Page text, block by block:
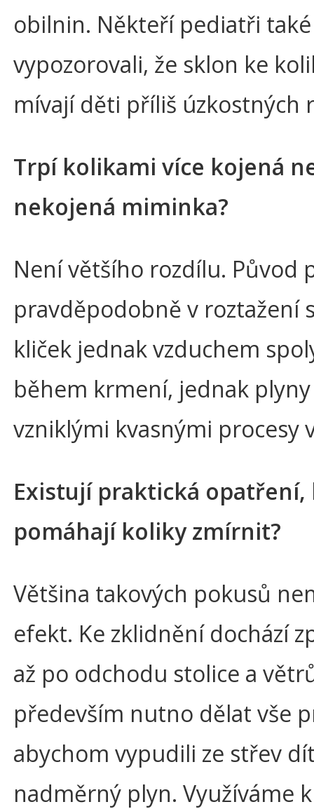
obilnin. Někteří pediatři také
vypozorovali, že sklon ke
mívají děti příliš úzkostných
Trpí kolikami více kojená
nekojená miminka?
Není většího rozdílu. Původ
pravděpodobně v roztažení
kliček jednak vzduchem
během krmení, jednak plyny
vzniklými kvasnými procesy
Existují praktická opatření,
pomáhají koliky zmírnit?
Většina takových pokusů
efekt. Ke zklidnění dochází
až po odchodu stolice a
především nutno dělat vše
abychom vypudili ze střev
nadměrný plyn. Využíváme